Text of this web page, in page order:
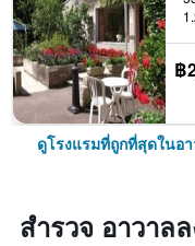
฿
ดูโรงแรมที่ถูกที่สุดในอ
สำรวจ อาวาล